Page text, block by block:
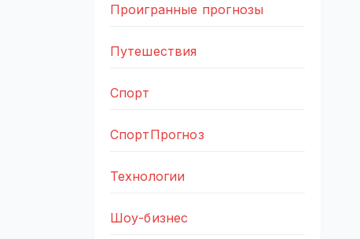
Проигранные прогнозы
Путешествия
Спорт
СпортПрогноз
Технологии
Шоу-бизнес